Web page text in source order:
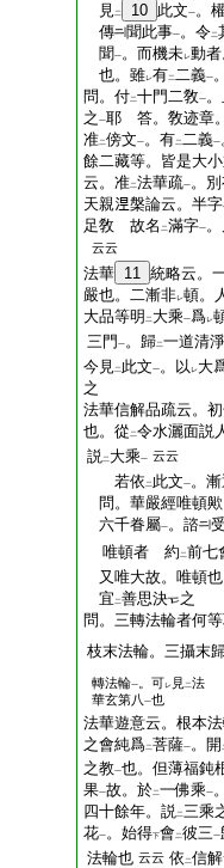
見二 10 此文一。
傳
聞此事一。令二
聞一。而機未レ動
也。雖レ有二二義一
問。付二十門二敎一
之 一耶 答。敎迹章
准二傍文一。有二二義一
餘二藏等。皆是大
云。准二法華疏一。
天親𣵀槃論云。半
足敎 故名 二滿字一
云云
法華 11 統略云。
嚴也。二漸非レ頓。
大品等明 二 大乘一爲レ
三門 一。歸二一道清淨
今見二 此文一。以 レ大
之
法華信解品疏云。
也。從 二令水灑面説
説二 大乘一 云云
若依 二 此文一。
問。華嚴經唯頓
六千眷屬一。諮
唯頓者 約 二前七
又唯大故。唯頓
宜 二善思決
之
問。三轉法輪者何
枝末法輪。三攝末
轉法輪一 。可レ 見 二法
華玄第八 一也
法華遊意云。根本
之會純爲二菩薩一。開
之教一也。但薄福鈍
果一故。於二一佛乘一
四十餘年。説二三乘
花一。始得下會二彼三一
法輪也 云云 依 二信